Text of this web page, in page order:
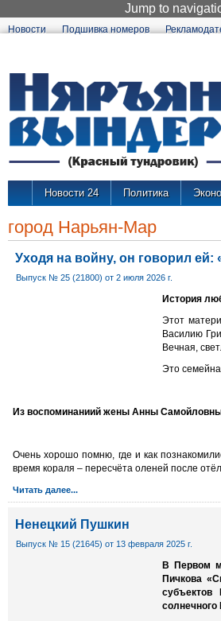
Jump to
Новости Подшивка номеров
Новости 24 Политика
город Нарьян-Мар
Уходя на войну, он говорил ей:
Выпуск № 25 (21800) от 2 июля 2026 г.
История
Этот
Василию
Вечная,
Это
Из воспоминаниий жены Анны
Очень хорошо помню, где и как
время кораля – пересчёта оленей после
Читать далее...
Ненецкий Пушкин
Выпуск № 15 (21645) от 13 февраля 2025 г.
В Первом
Пичкова